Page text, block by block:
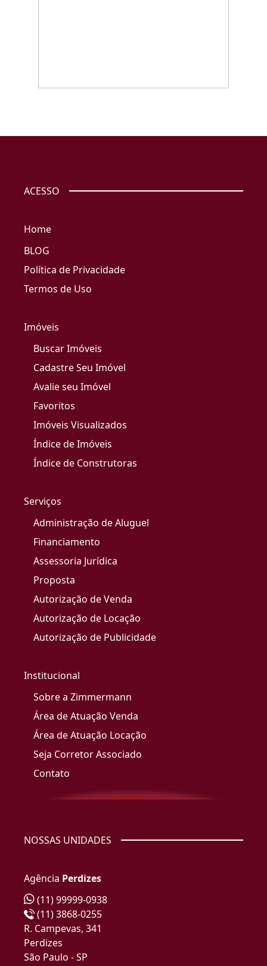
ACESSO
Home
BLOG
Política de Privacidade
Termos de Uso
Imóveis
Buscar Imóveis
Cadastre Seu Imóvel
Avalie seu Imóvel
Favoritos
Imóveis Visualizados
Índice de Imóveis
Índice de Construtoras
Serviços
Administração de Aluguel
Financiamento
Assessoria Jurídica
Proposta
Autorização de Venda
Autorização de Locação
Autorização de Publicidade
Institucional
Sobre a Zimmermann
Área de Atuação Venda
Área de Atuação Locação
Seja Corretor Associado
Contato
NOSSAS UNIDADES
Agência Perdizes
(11) 99999-0938
(11) 3868-0255
R. Campevas, 341
Perdizes
São Paulo - SP